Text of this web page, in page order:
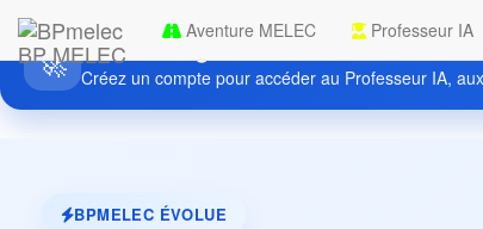
BP MELEC
Aventure MELEC Professeur IA
🚀 Découvrez gratuitement BPmelec
Créez un compte pour accéder au Professeur IA,
BPMELEC ÉVOLUE